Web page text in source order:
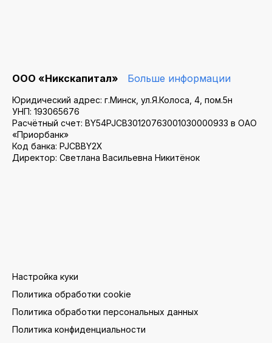
ООО «Никскапитал» Больше информации
Юридический адрес: г.Минск, ул.Я.Колоса, 4, пом.5н
УНП: 193065676
Расчётный счет: BY54PJCB30120763001030000933 в ОАО
«Приорбанк»
Код банка: PJCBBY2X
Директор: Светлана Васильевна Никитёнок
Настройка куки
Политика обработки cookie
Политика обработки персональных данных
Политика конфиденциальности